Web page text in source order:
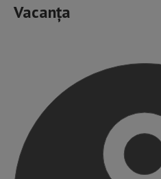
Vacanța